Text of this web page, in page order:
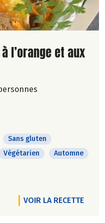
l’orange et aux
Sans gluten
Végétarien
Automne
VOIR LA RECETTE